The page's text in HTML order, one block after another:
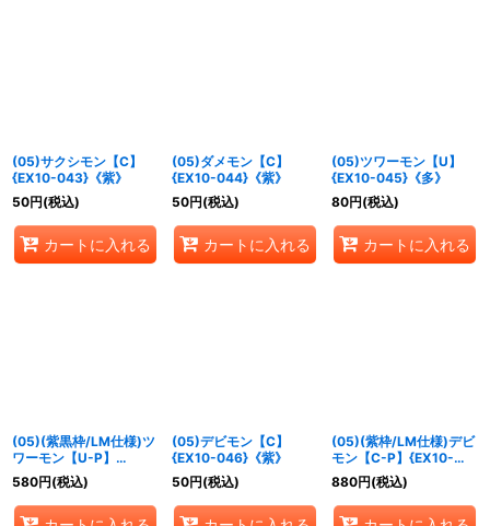
(05)サクシモン【C】
{EX10-043}《紫》
50円(税込)
カートに入れる
(05)ダメモン【C】
{EX10-044}《紫》
50円(税込)
カートに入れる
(05)ツワーモン【U】
{EX10-045}《多》
80円(税込)
カートに入れる
(05)(紫黒枠/LM仕様)ツ
ワーモン【U-P】
{EX10-045}《多》
580円(税込)
(05)デビモン【C】
{EX10-046}《紫》
50円(税込)
(05)(紫枠/LM仕様)デビ
モン【C-P】{EX10-
046}《紫》
880円(税込)